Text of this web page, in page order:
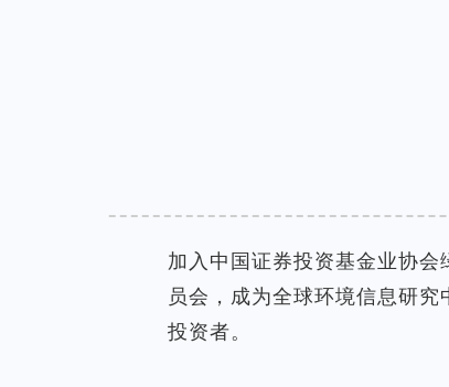
加入中国证券投资基金业协会
员会， 成为全球环境信息研究
投资者。